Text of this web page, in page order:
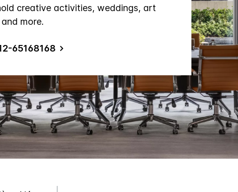
creative activities, weddings, art
more.
65168168